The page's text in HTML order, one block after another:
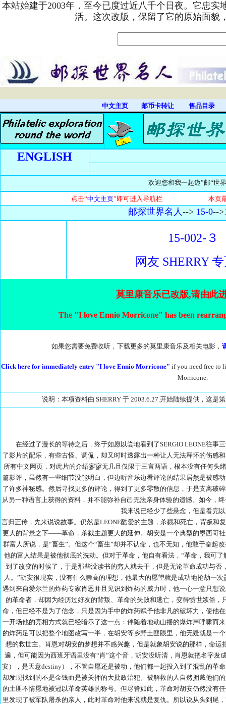
本站始建于2003年，至今已度过近八千个日夜。它忠
活。这次改版，保留了它的原始面貌
中文主页 邮币卡转让 售品目录
ENGLISH
欢迎您和我一起遨”邮“世界，
点击“中文主页”即可进入导航栏 本页最近
邮探世界名人--> 15-0--
15-002-３
网友 SHERRY
莫里康音乐已改版,请由此
The "I love Ennio Morricone" has been
如果您需要免费收听，下载更多的莫里康音乐及相关电影，
Click here for immediately entry "I love Ennio Morricone" if you need free to
Morricone.
说明：本项资料由 SHERRY 于 2003.6.27.开始陆续提供，这是
在经过了漫长的等待之后，终于如愿以尝地看到了SERGIO LEONE往事
了影片的配乐，有些古怪、调侃，却又时时透露出一种让人无法释怀的伤感
所有中文网页，对此片的介绍寥寥无几且仅限于三言两语，根本没有任何头
篇影评，虽然有一些细节没能明白，但边听音乐边看评论的结果居然是被感
了许多神秘感。然后寻找更多的评论，得到了更多零散的信息，于是支离破
从另一种语言上获得的资料，并不能弥补自己无法亲身体验的遗憾。如今，
我来说已经少了些悬念，但是看完
言归正传，先来说说故事。仍然是LEONE酷爱的主题，杀戮和死亡，背叛和
更大的背景之下——革命，杀戮主题更大的延伸。胡安是一个典型的墨西哥
群富人所说，是“畜生”。但这个“畜生”却并不认命，也不无知，他敢于奋起
他的富人结果是被他彻底的洗劫。但对于革命，他自有看法，“革命，我可
到了改变的时候了，于是那些没读书的穷人就去干，但是无论革命成功与
人。”胡安很现实，没有什么崇高的理想，他最大的愿望就是成功地抢劫一
遇到来自爱尔兰的炸药专家肖恩并且见识到炸药的威力时，他一心一意只想
的革命者，却因为经历过好友的背叛、革命的失败和逃亡，变得愤世嫉俗
命，但已经不是为了信念，只是因为手中的炸药赋予他非凡的破坏力，使他
一开场他的亮相方式就已经暗示了这一点：伴随着地动山摇的爆炸声呼啸而
的炸药足可以把整个地图改写一半，在胡安等乡野土匪眼里，他无疑就是一
想的救世主。肖恩对胡安的梦想并不感兴趣，但是就象胡安说的那样，命
遍，但可能因为西班牙语里没有“肖”这个音，胡安没听清，肖恩就把名字发
安），是天意destiny），不管自愿还是被动，他们都一起投入到了混乱的革
却发现找到的不是金钱而是被关押的大批政治犯。被解救的人自然拥戴他们
的土匪不情愿地被冠以革命英雄的称号。但尽管如此，革命对胡安仍然没有
里发现了被军队屠杀的亲人，此时革命对他来说就是复仇。所以说从头到尾